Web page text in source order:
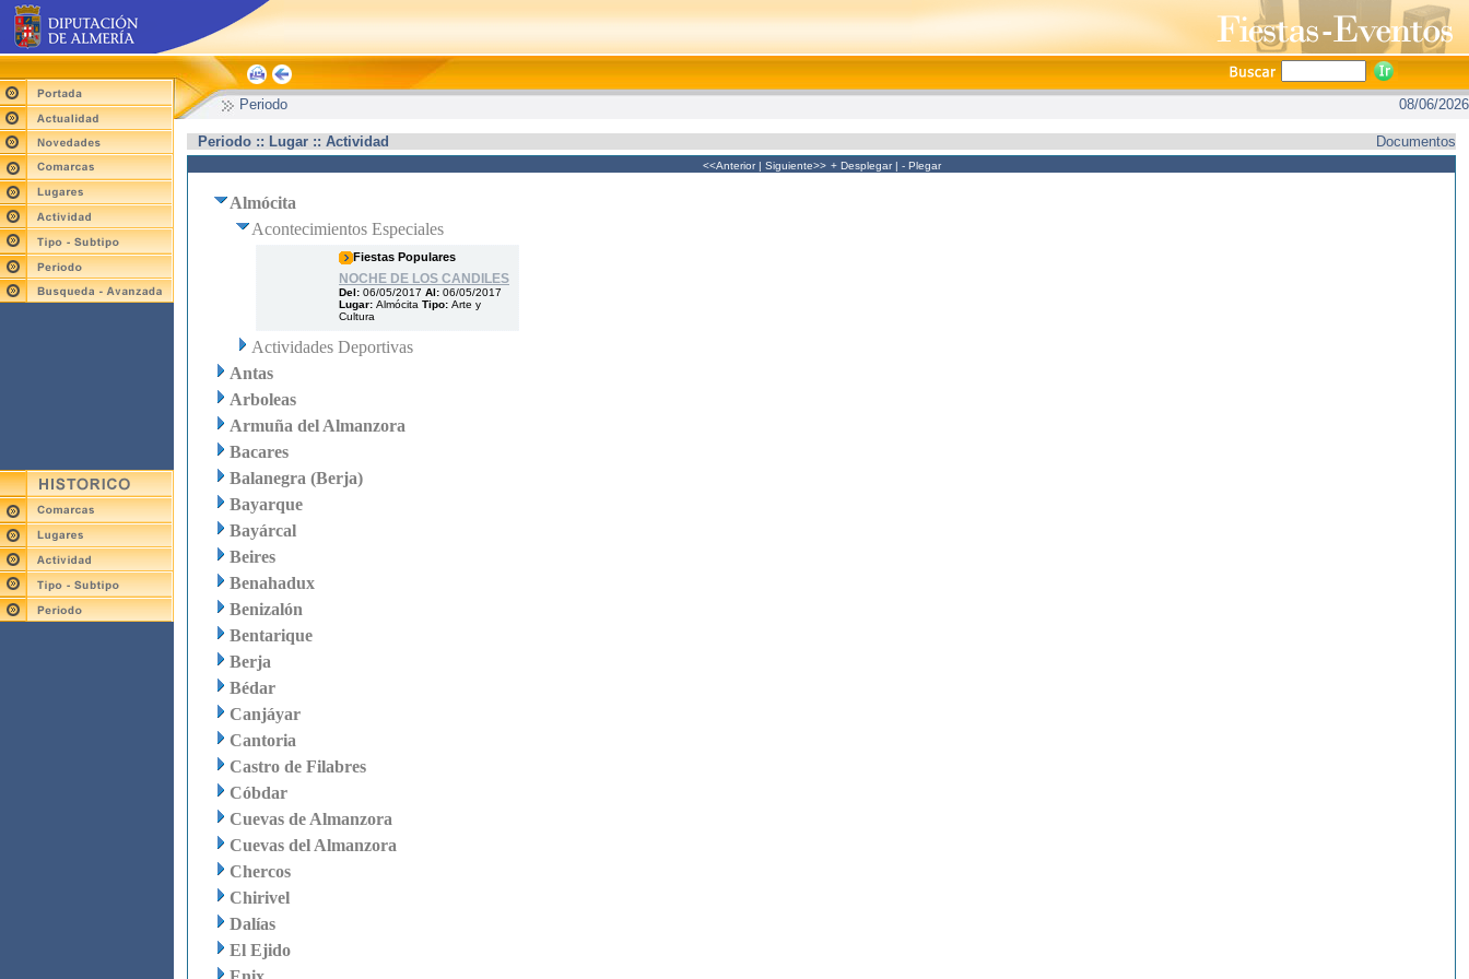
Periodo 08/06/2026
Periodo :: Lugar :: Actividad Documentos
<<Anterior| Siguiente>> + Desplegar| - Plegar
Almócita
Acontecimientos Especiales
Fiestas Populares
NOCHE DE LOS CANDILES
Del: 06/05/2017 Al: 06/05/2017
Lugar: Almócita Tipo: Arte y
Cultura
Actividades Deportivas
Antas
Arboleas
Armuña del Almanzora
Bacares
Balanegra (Berja)
Bayarque
Bayárcal
Beires
Benahadux
Benizalón
Bentarique
Berja
Bédar
Canjáyar
Cantoria
Castro de Filabres
Cóbdar
Cuevas de Almanzora
Cuevas del Almanzora
Chercos
Chirivel
Dalías
El Ejido